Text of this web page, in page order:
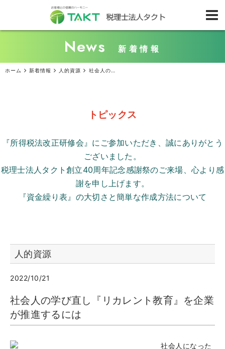
News 新着情報
ホーム 新着情報 人的資源 社会人の学び直し『リカレント教育』を企業が推進するには
トピックス
『所得税法改正研修会』にご参加いただき、誠にありがとう
ございました。
税理士法人タクト創立40周年記念感謝祭のご来場、心より感
謝を申し上げます。
『資金繰り表』の大切さと簡単な作成方法について
人的資源
2022/10/21
社会人の学び直し『リカレント教育』を企業
が推進するには
社会人になった